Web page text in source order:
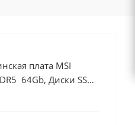
плата MSI
64Gb, Диски SSD